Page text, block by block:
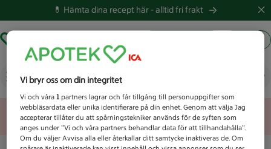
💊 Hämta dina recept här -alltid fri frakt
Vad letar du efter idag?
Unknown error
Vi bryr oss om din integritet
Vi och våra1 partners lagrar och får tillgång till personuppgifter som
webbläsardata eller unika identifierare på din enhet. Genom att välja Jag
accepterar tillåter du att spårningstekniker används för de syften som
anges under ”Vi och våra partners behandlar data för att tillhandahålla”.
Om du väljer Avvisa alla eller återkallar ditt samtycke inaktiveras de. Om